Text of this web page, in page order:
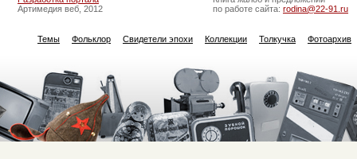
Артимедия веб, 2012
по работе сайта: rodina@22-91.ru
Темы Фольклор Свидетели эпохи Коллекции Толкучка Фотоархив